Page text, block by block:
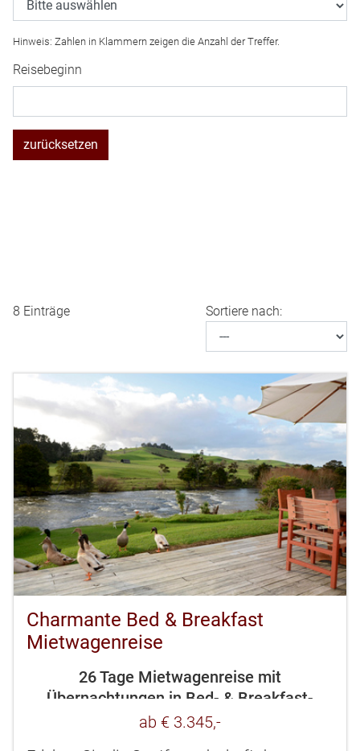
Hinweis: Zahlen in Klammern zeigen die Anzahl der Treffer.
Reisebeginn
zurücksetzen
8 Einträge Sortiere nach:
Charmante Bed & Breakfast
Mietwagenreise
26 Tage Mietwagenreise mit
Übernachtungen in Bed- & Breakfast-
Häusern
ab € 3.345,-